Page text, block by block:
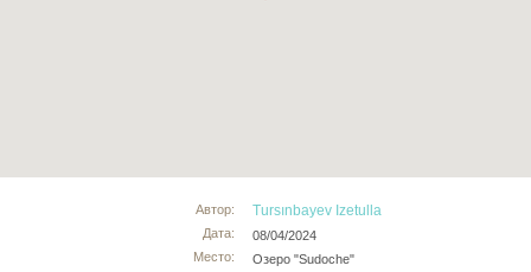
Автор:
Дата:
Место:
Tursınbayev Izetulla
08/04/2024
Озеро "Sudoche"